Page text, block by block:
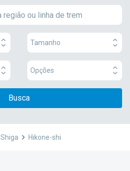
Tamanho
Opções
Busca
Shiga Hikone-shi